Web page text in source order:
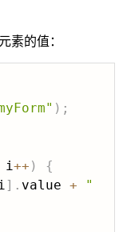
素的值：
) ;
i++ )
{
] . value +
"